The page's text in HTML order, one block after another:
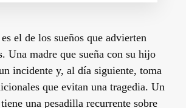
el de los sueños que advierten
Una madre que sueña con su hijo
incidente y, al día siguiente, toma
que evitan una tragedia. Un
una pesadilla recurrente sobre